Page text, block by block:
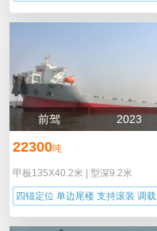
前驾 2023
22300吨
甲板135X40.2米 型深9.2米
四锚定位 单边尾楼 支持滚装 调载